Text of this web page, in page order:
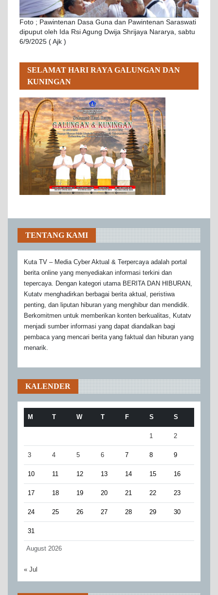
Foto ; Pawintenan Dasa Guna dan Pawintenan Saraswati
dipuput oleh Ida Rsi Agung Dwija Shrijaya Nararya, sabtu
6/9/2025 ( Ajk )
SELAMAT HARI RAYA GALUNGAN DAN
KUNINGAN
TENTANG KAMI
Kuta TV – Media Cyber Aktual & Terpercaya adalah portal
berita online yang menyediakan informasi terkini dan
tepercaya. Dengan kategori utama BERITA DAN HIBURAN,
Kutatv menghadirkan berbagai berita aktual, peristiwa
penting, dan liputan hiburan yang menghibur dan mendidik.
Berkomitmen untuk memberikan konten berkualitas, Kutatv
menjadi sumber informasi yang dapat diandalkan bagi
pembaca yang mencari berita yang faktual dan hiburan yang
menarik.
KALENDER
August 2026
M T W T F S S
1 2
3 4 5 6 7 8 9
10 11 12 13 14 15 16
17 18 19 20 21 22 23
24 25 26 27 28 29 30
31
« Jul